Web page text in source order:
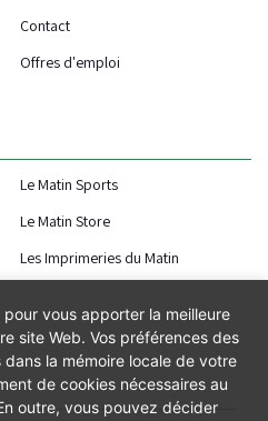
Contact
Offres d'emploi
Le Matin Sports
Le Matin Store
Les Imprimeries du Matin
vous apporter la meilleure
site Web. Vos préférences des
la mémoire locale de votre
de cookies nécessaires au
outre, vous pouvez décider